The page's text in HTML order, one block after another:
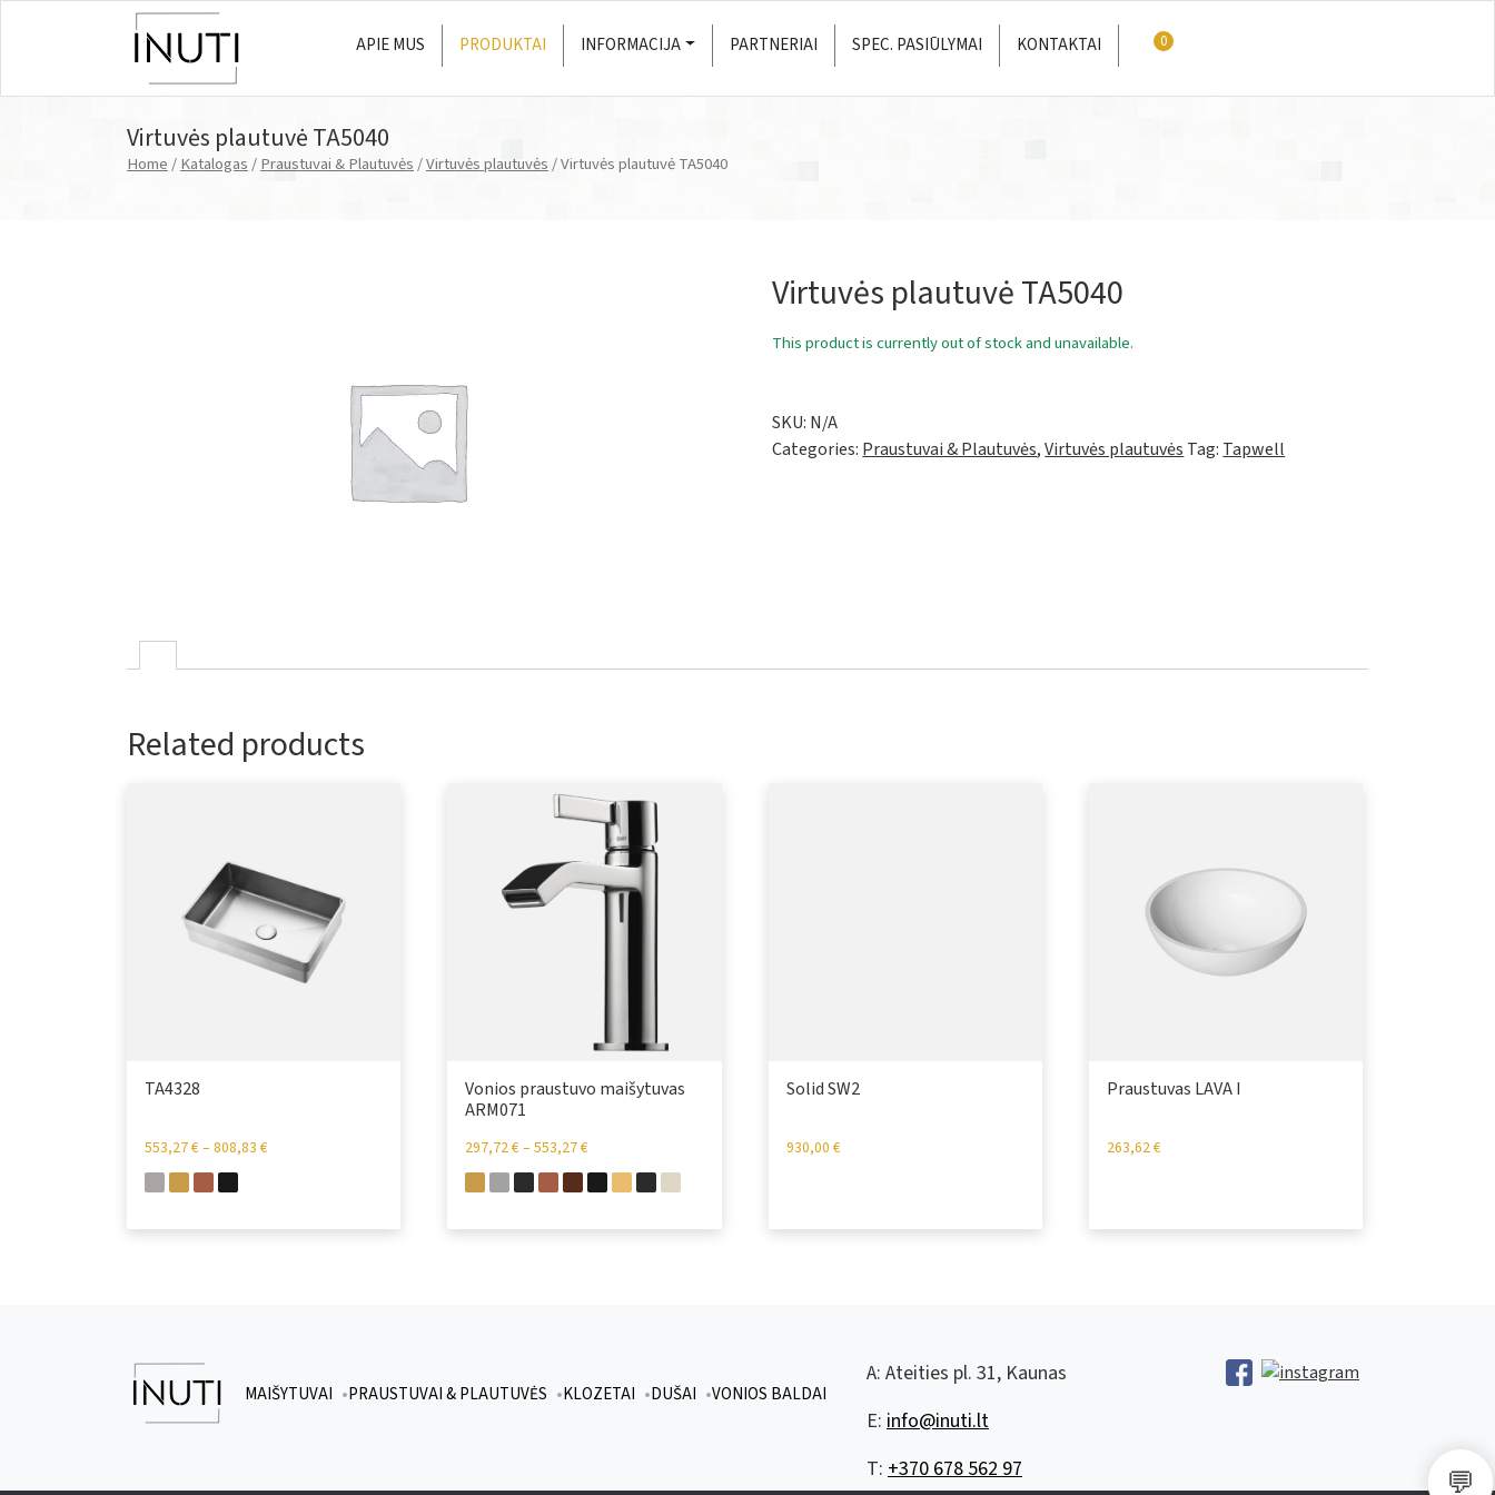
Main Navigation APIE MUS PRODUKTAI INFORMACIJA PARTNERIAI SPEC. PASIŪLYMAI KONTAKTAI 0
Virtuvės plautuvė TA5040
Home/Katalogas/Praustuvai & Plautuvės/Virtuvės plautuvės/ Virtuvės plautuvė TA5040
Virtuvės plautuvė TA5040
This product is currently out of stock and unavailable.
SKU: N/A
Categories: Praustuvai & Plautuvės,Virtuvės plautuvės Tag: Tapwell
Related products
TA4328
553,27€– 808,83 €
Vonios praustuvo maišytuvas
ARM071
297,72€–553,27€
Solid SW2
930,00 €
Praustuvas LAVA I
263,62€
MAIŠYTUVAI PRAUSTUVAI & PLAUTUVĖS KLOZETAI DUŠAI VONIOS BALDAI
A: Ateities pl. 31, Kaunas
E: info@inuti.lt
T: +370 678 562 97 💬